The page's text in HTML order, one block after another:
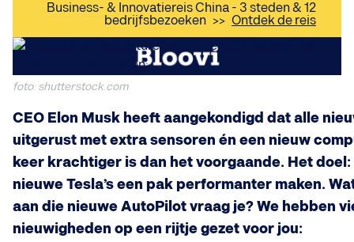
Business- & Innovatiereis China - 3 steden & 12
bedrijfsbezoeken >> Ontdek de reis
foto: shutterstock.com
CEO Elon Musk heeft aangekondigd dat alle
uitgerust met extra sensoren én een nieuw
keer krachtiger is dan het voorgaande. Het
nieuwe Tesla’s een pak performanter maken.
aan die nieuwe AutoPilot vraag je? We hebben
nieuwigheden op een rijtje gezet voor jou: